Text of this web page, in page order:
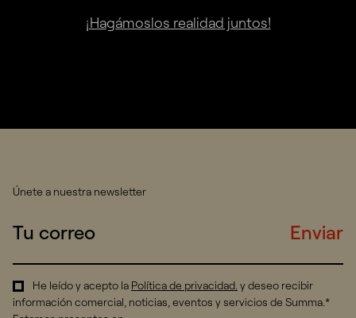
¡Hagámoslos realidad juntos!
Únete a nuestra newsletter
Enviar
He leído y acepto la Política de privacidad. y deseo recibir
información comercial, noticias, eventos y servicios de Summa.*